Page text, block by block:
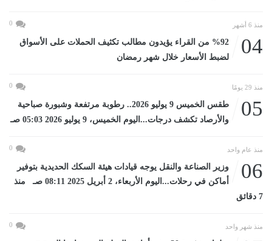
منذ 6 أشهر 0
04
%92 من القراء يؤيدون مطالب تكثيف الحملات على الأسواق
لضبط الأسعار خلال شهر رمضان
منذ 29 يومًا 0
05
طقس الخميس 9 يوليو 2026.. رطوبة مرتفعة وشبورة صباحية
والأرصاد تكشف درجات...اليوم الخميس، 9 يوليو 2026 05:03 صـ
منذ عام واحد 0
06
وزير الصناعة والنقل يوجه قيادات هيئة السكك الحديدية بتوفير
أماكن في رحلات...اليوم الأربعاء، 2 أبريل 2025 08:11 صـ منذ
7 دقائق
منذ شهر واحد 0